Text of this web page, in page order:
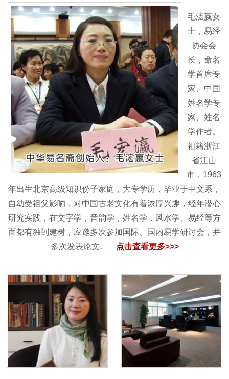
1 3
毛浤嬴女
士，易经
协会会
长，命名
学首席专
家、中国
姓名学专
家、姓名
学作者。
祖籍浙江
省江山
市，1963
年出生北京高级知识份子家庭，大专学历，毕业于中文系，
自幼受祖父影响，对中国古老文化有着浓厚兴趣，经年潜心
研究实践，在文字学，音韵学，姓名学，风水学、易经等方
面都有独到建树，应邀多次参加国际、国内易学研讨会，并
多次发表论文。
点击查看更多>>>